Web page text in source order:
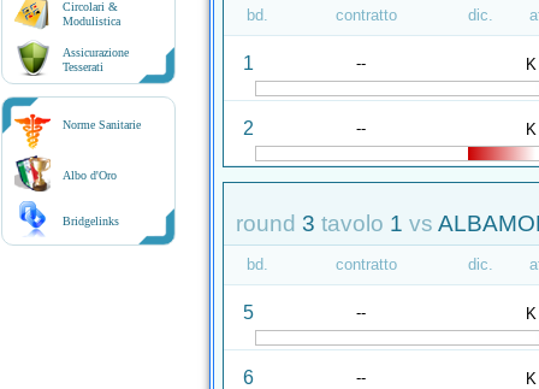
Circolari &
Modulistica
Assicurazione
Tesserati
Norme Sanitarie
Albo d'Oro
Bridgelinks
bd. contratto dic.
1 -- K
2 -- K
round 3 tavolo 1 vs
bd. contratto dic.
5 -- K
6 -- K